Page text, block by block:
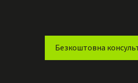
Безкоштовна